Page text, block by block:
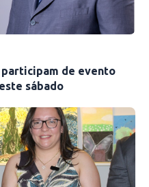
de evento
sábado